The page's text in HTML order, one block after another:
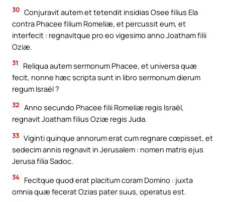
30 Conjuravit autem et tetendit insidias Osee filius Ela
contra Phacee filium Romeliæ, et percussit eum, et
interfecit : regnavitque pro eo vigesimo anno Joatham filii
Oziæ.
31
Reliqua autem sermonum Phacee, et universa quæ
fecit, nonne hæc scripta sunt in libro sermonum dierum
regum Israël ?
32 Anno secundo Phacee filii Romeliæ regis Israël,
regnavit Joatham filius Oziæ regis Juda.
33 Viginti quinque annorum erat cum regnare cœpisset, et
sedecim annis regnavit in Jerusalem : nomen matris ejus
Jerusa filia Sadoc.
34 Fecitque quod erat placitum coram Domino : juxta
omnia quæ fecerat Ozias pater suus, operatus est.